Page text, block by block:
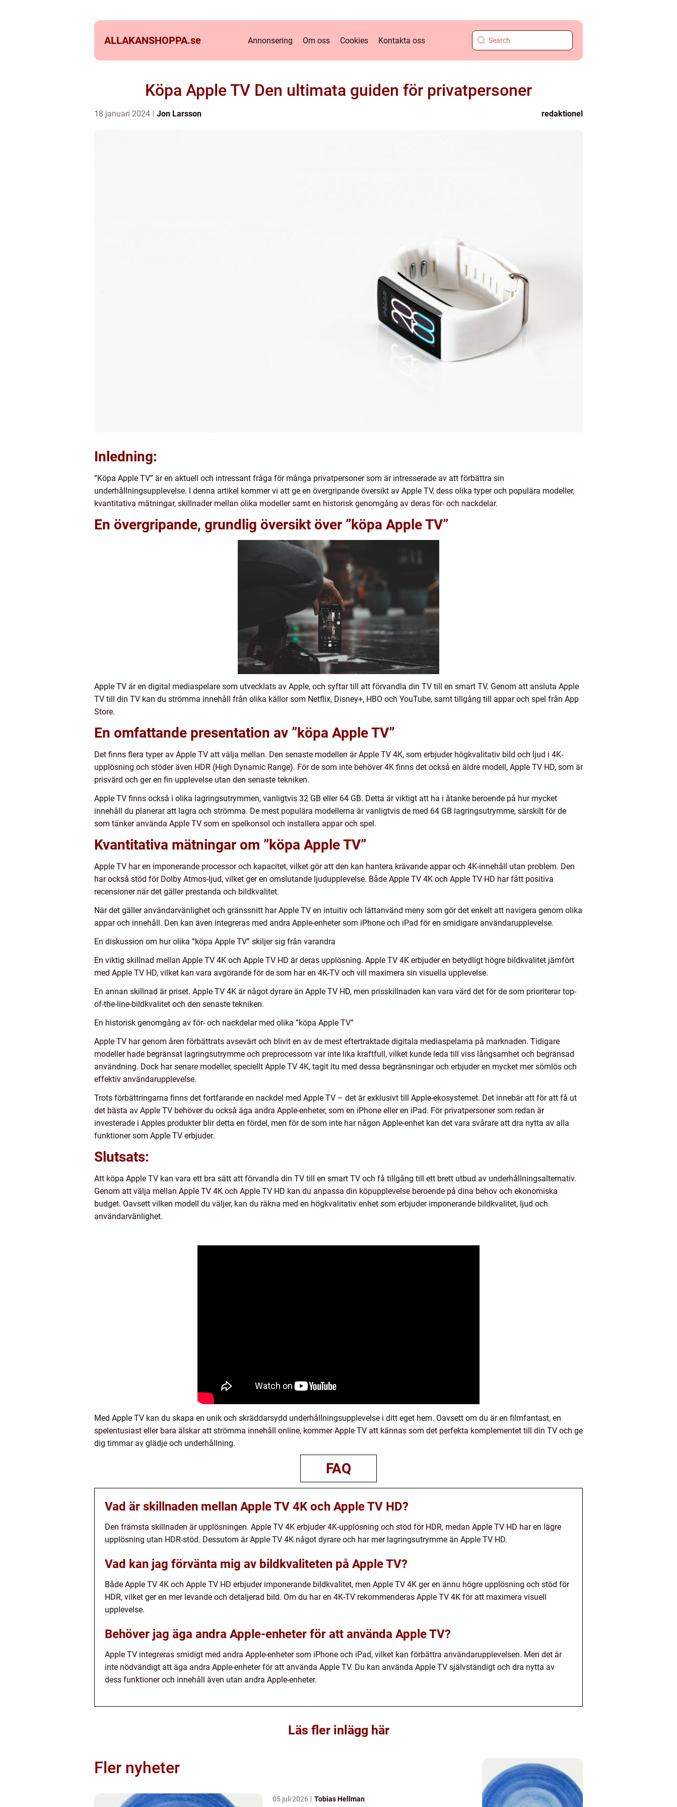
ALLAKANSHOPPA.se Annonsering Om oss Cookies Kontakta oss
Köpa Apple TV Den ultimata guiden för privatpersoner
18 januari 2024 Jon Larsson redaktionel
Inledning:
”Köpa Apple TV” är en aktuell och intressant fråga för många privatpersoner som är intresserade av att förbättra sin
underhållningsupplevelse. I denna artikel kommer vi att ge en övergripande översikt av Apple TV, dess olika typer och populära modeller,
kvantitativa mätningar, skillnader mellan olika modeller samt en historisk genomgång av deras för- och nackdelar.
En övergripande, grundlig översikt över ”köpa Apple TV”
Apple TV är en digital mediaspelare som utvecklats av Apple, och syftar till att förvandla din TV till en smart TV. Genom att ansluta Apple
TV till din TV kan du strömma innehåll från olika källor som Netflix, Disney+, HBO och YouTube, samt tillgång till appar och spel från App
Store.
En omfattande presentation av ”köpa Apple TV”
Det finns flera typer av Apple TV att välja mellan. Den senaste modellen är Apple TV 4K, som erbjuder högkvalitativ bild och ljud i 4K-
upplösning och stöder även HDR (High Dynamic Range). För de som inte behöver 4K finns det också en äldre modell, Apple TV HD, som är
prisvärd och ger en fin upplevelse utan den senaste tekniken.
Apple TV finns också i olika lagringsutrymmen, vanligtvis 32 GB eller 64 GB. Detta är viktigt att ha i åtanke beroende på hur mycket
innehåll du planerar att lagra och strömma. De mest populära modellerna är vanligtvis de med 64 GB lagringsutrymme, särskilt för de
som tänker använda Apple TV som en spelkonsol och installera appar och spel.
Kvantitativa mätningar om ”köpa Apple TV”
Apple TV har en imponerande processor och kapacitet, vilket gör att den kan hantera krävande appar och 4K-innehåll utan problem. Den
har också stöd för Dolby Atmos-ljud, vilket ger en omslutande ljudupplevelse. Både Apple TV 4K och Apple TV HD har fått positiva
recensioner när det gäller prestanda och bildkvalitet.
När det gäller användarvänlighet och gränssnitt har Apple TV en intuitiv och lättanvänd meny som gör det enkelt att navigera genom olika
appar och innehåll. Den kan även integreras med andra Apple-enheter som iPhone och iPad för en smidigare användarupplevelse.
En diskussion om hur olika ”köpa Apple TV” skiljer sig från varandra
En viktig skillnad mellan Apple TV 4K och Apple TV HD är deras upplösning. Apple TV 4K erbjuder en betydligt högre bildkvalitet jämfört
med Apple TV HD, vilket kan vara avgörande för de som har en 4K-TV och vill maximera sin visuella upplevelse.
En annan skillnad är priset. Apple TV 4K är något dyrare än Apple TV HD, men prisskillnaden kan vara värd det för de som prioriterar top-
of-the-line-bildkvalitet och den senaste tekniken.
En historisk genomgång av för- och nackdelar med olika ”köpa Apple TV”
Apple TV har genom åren förbättrats avsevärt och blivit en av de mest eftertraktade digitala mediaspelarna på marknaden. Tidigare
modeller hade begränsat lagringsutrymme och preprocessorn var inte lika kraftfull, vilket kunde leda till viss långsamhet och begränsad
användning. Dock har senare modeller, speciellt Apple TV 4K, tagit itu med dessa begränsningar och erbjuder en mycket mer sömlös och
effektiv användarupplevelse.
Trots förbättringarna finns det fortfarande en nackdel med Apple TV – det är exklusivt till Apple-ekosystemet. Det innebär att för att få ut
det bästa av Apple TV behöver du också äga andra Apple-enheter, som en iPhone eller en iPad. För privatpersoner som redan är
investerade i Apples produkter blir detta en fördel, men för de som inte har någon Apple-enhet kan det vara svårare att dra nytta av alla
funktioner som Apple TV erbjuder.
Slutsats:
Att köpa Apple TV kan vara ett bra sätt att förvandla din TV till en smart TV och få tillgång till ett brett utbud av underhållningsalternativ.
Genom att välja mellan Apple TV 4K och Apple TV HD kan du anpassa din köpupplevelse beroende på dina behov och ekonomiska
budget. Oavsett vilken modell du väljer, kan du räkna med en högkvalitativ enhet som erbjuder imponerande bildkvalitet, ljud och
användarvänlighet.
Med Apple TV kan du skapa en unik och skräddarsydd underhållningsupplevelse i ditt eget hem. Oavsett om du är en filmfantast, en
spelentusiast eller bara älskar att strömma innehåll online, kommer Apple TV att kännas som det perfekta komplementet till din TV och ge
dig timmar av glädje och underhållning.
FAQ
Vad är skillnaden mellan Apple TV 4K och Apple TV HD?
Den främsta skillnaden är upplösningen. Apple TV 4K erbjuder 4K-upplösning och stöd för HDR, medan Apple TV HD har en lägre
upplösning utan HDR-stöd. Dessutom är Apple TV 4K något dyrare och har mer lagringsutrymme än Apple TV HD.
Vad kan jag förvänta mig av bildkvaliteten på Apple TV?
Både Apple TV 4K och Apple TV HD erbjuder imponerande bildkvalitet, men Apple TV 4K ger en ännu högre upplösning och stöd för
HDR, vilket ger en mer levande och detaljerad bild. Om du har en 4K-TV rekommenderas Apple TV 4K för att maximera visuell
upplevelse.
Behöver jag äga andra Apple-enheter för att använda Apple TV?
Apple TV integreras smidigt med andra Apple-enheter som iPhone och iPad, vilket kan förbättra användarupplevelsen. Men det är
inte nödvändigt att äga andra Apple-enheter för att använda Apple TV. Du kan använda Apple TV självständigt och dra nytta av
dess funktioner och innehåll även utan andra Apple-enheter.
Läs fler inlägg här
Fler nyheter
05 juli 2026 Tobias Hellman